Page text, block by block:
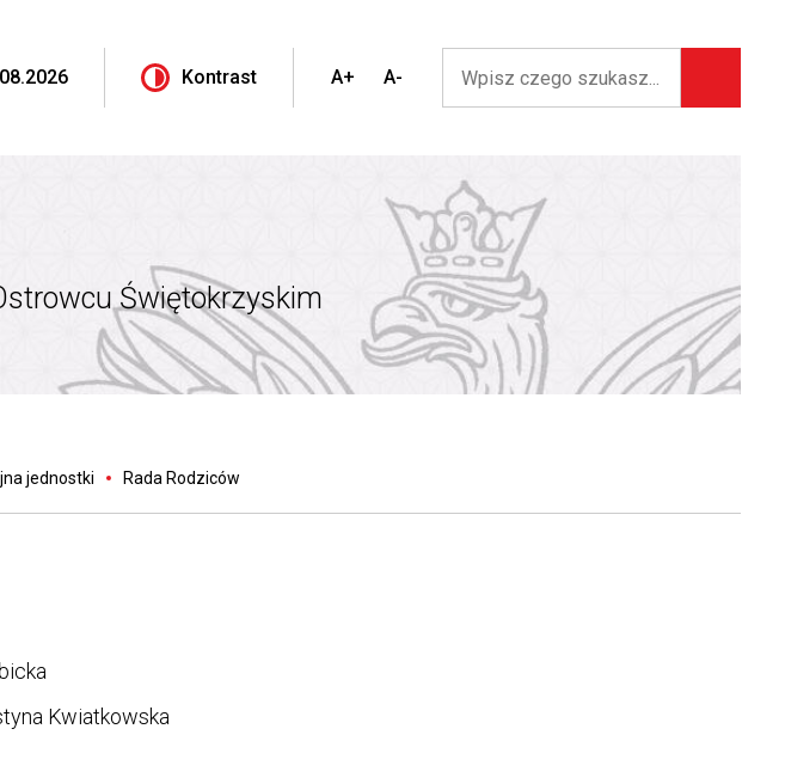
Kontrast A+ A-
Świętokrzyskim
jednostki Rada Rodziców
Kwiatkowska